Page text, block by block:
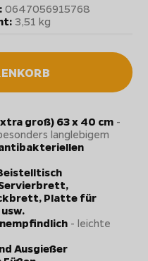
0647056915768
3,51 kg
groß) 63 x 40 cm -
langlebigem
Platte für
- leichte
Ausgießer